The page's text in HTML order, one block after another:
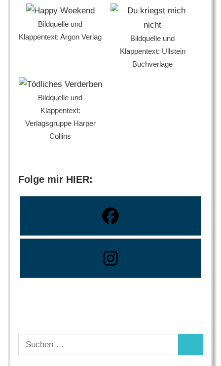
Bildquelle und
Klappentext: Argon Verlag
Bildquelle und
Klappentext: Ullstein
Buchverlage
Bildquelle und
Klappentext:
Verlagsgruppe Harper
Collins
Folge mir HIER:
Suchen
nach: